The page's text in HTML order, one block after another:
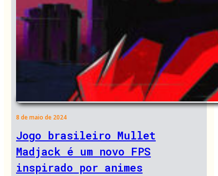
8 de maio de 2024
Jogo brasileiro Mullet
Madjack é um novo FPS
inspirado por animes